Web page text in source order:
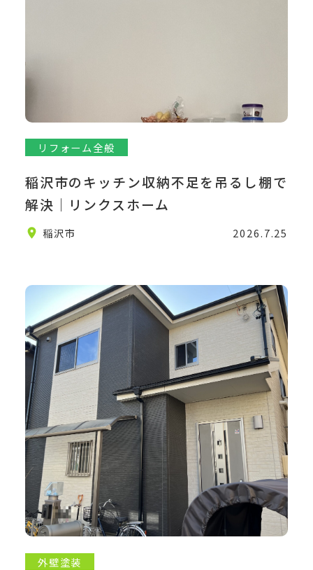
リフォーム全般
稲沢市のキッチン収納不足を吊るし棚で
解決｜リンクスホーム
稲沢市 2026.7.25
外壁塗装